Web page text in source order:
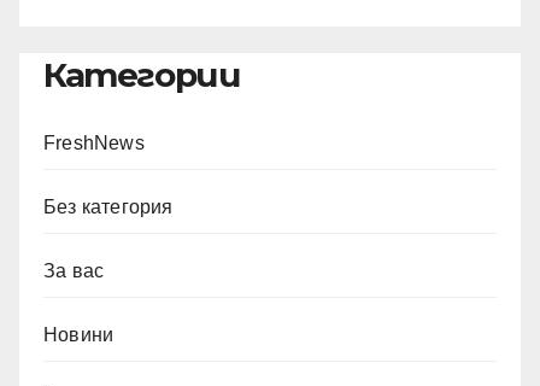
Категории
FreshNews
Без категория
За вас
Новини